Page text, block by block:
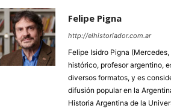
Felipe Pigna
http://elhistoriador.com.ar
Felipe Isidro Pigna
histórico, profesor argentino,
diversos formatos, y es
difusión popular en la
Historia Argentina de la